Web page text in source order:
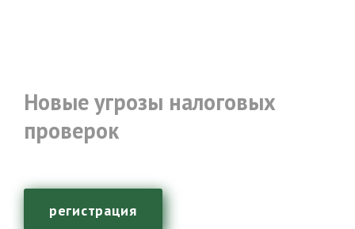
Новые угрозы налоговых
проверок
регистрация